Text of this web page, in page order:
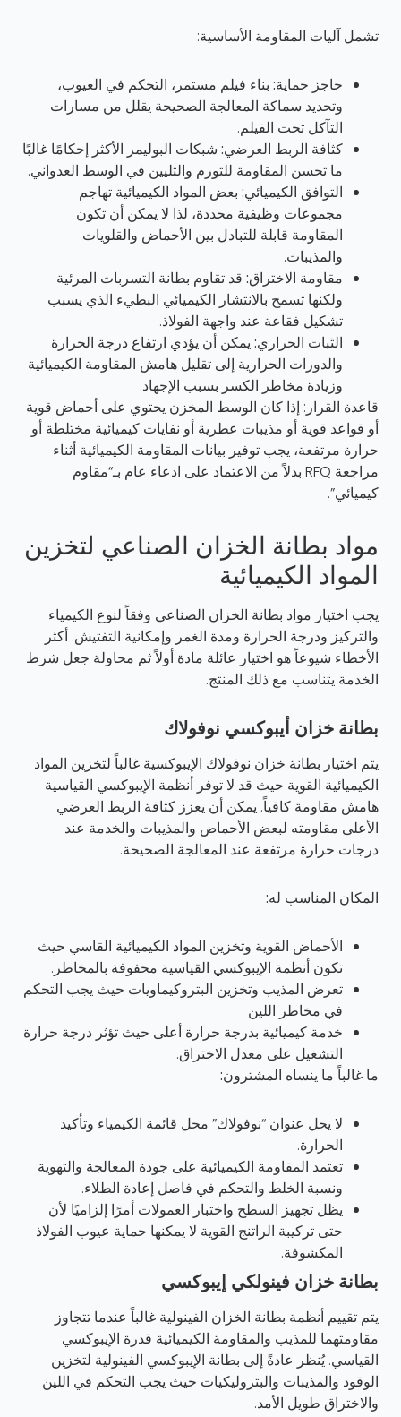
تشمل آليات المقاومة الأساسية:
حاجز حماية: بناء فيلم مستمر، التحكم في العيوب،
وتحديد سماكة المعالجة الصحيحة يقلل من مسارات
التآكل تحت الفيلم.
كثافة الربط العرضي: شبكات البوليمر الأكثر إحكامًا غالبًا
ما تحسن المقاومة للتورم والتليين في الوسط العدواني.
التوافق الكيميائي: بعض المواد الكيميائية تهاجم
مجموعات وظيفية محددة، لذا لا يمكن أن تكون
المقاومة قابلة للتبادل بين الأحماض والقلويات
والمذيبات.
مقاومة الاختراق: قد تقاوم بطانة التسربات المرئية
ولكنها تسمح بالانتشار الكيميائي البطيء الذي يسبب
تشكيل فقاعة عند واجهة الفولاذ.
الثبات الحراري:يمكن أن يؤدي ارتفاع درجة الحرارة
والدورات الحرارية إلى تقليل هامش المقاومة الكيميائية
وزيادة مخاطر الكسر بسبب الإجهاد.
قاعدة القرار: إذا كان الوسط المخزن يحتوي على أحماض قوية
أو قواعد قوية أو مذيبات عطرية أو نفايات كيميائية مختلطة أو
حرارة مرتفعة، يجب توفير بيانات المقاومة الكيميائية أثناء
مراجعة RFQ بدلاً من الاعتماد على ادعاء عام بـ“مقاوم
كيميائي”.
مواد بطانة الخزان الصناعي لتخزين
المواد الكيميائية
يجب اختيار مواد بطانة الخزان الصناعي وفقاً لنوع الكيمياء
والتركيز ودرجة الحرارة ومدة الغمر وإمكانية التفتيش. أكثر
الأخطاء شيوعاً هو اختيار عائلة مادة أولاً ثم محاولة جعل شرط
الخدمة يتناسب مع ذلك المنتج.
بطانة خزان أيبوكسي نوفولاك
يتم اختيار بطانة خزان نوفولاك الإيبوكسية غالباً لتخزين المواد
الكيميائية القوية حيث قد لا توفر أنظمة الإيبوكسي القياسية
هامش مقاومة كافياً. يمكن أن يعزز كثافة الربط العرضي
الأعلى مقاومته لبعض الأحماض والمذيبات والخدمة عند
درجات حرارة مرتفعة عند المعالجة الصحيحة.
المكان المناسب له:
الأحماض القوية وتخزين المواد الكيميائية القاسي حيث
تكون أنظمة الإيبوكسي القياسية محفوفة بالمخاطر.
تعرض المذيب وتخزين البتروكيماويات حيث يجب التحكم
في مخاطر اللين
خدمة كيميائية بدرجة حرارة أعلى حيث تؤثر درجة حرارة
التشغيل على معدل الاختراق.
ما غالباً ما ينساه المشترون:
لا يحل عنوان “نوفولاك” محل قائمة الكيمياء وتأكيد
الحرارة.
تعتمد المقاومة الكيميائية على جودة المعالجة والتهوية
ونسبة الخلط والتحكم في فاصل إعادة الطلاء.
يظل تجهيز السطح واختبار العمولات أمرًا إلزاميًا لأن
حتى تركيبة الراتنج القوية لا يمكنها حماية عيوب الفولاذ
المكشوفة.
بطانة خزان فينولكي إيبوكسي
يتم تقييم أنظمة بطانة الخزان الفينولية غالباً عندما تتجاوز
مقاومتهما للمذيب والمقاومة الكيميائية قدرة الإيبوكسي
القياسي. يُنظر عادةً إلى بطانة الإيبوكسي الفينولية لتخزين
الوقود والمذيبات والبتروليكيات حيث يجب التحكم في اللين
والاختراق طويل الأمد.